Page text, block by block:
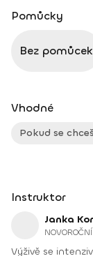
Pomůcky
Bez pomůcek
Vhodné
Pokud se
Instruktor
Janka
Výživě se